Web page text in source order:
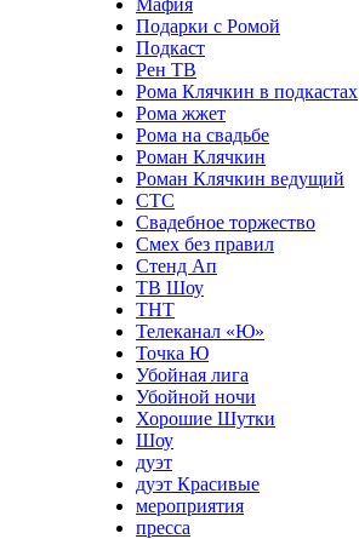
Подарки с Ромой
Подкаст
Рен ТВ
Рома Клячкин в подкастах
Рома жжет
Рома на свадьбе
Роман Клячкин
Роман Клячкин ведущий
СТС
Свадебное торжество
Смех без правил
Стенд Ап
ТВ Шоу
ТНТ
Телеканал «Ю»
Точка Ю
Убойная лига
Убойной ночи
Хорошие Шутки
Шоу
дуэт
дуэт Красивые
мероприятия
пресса